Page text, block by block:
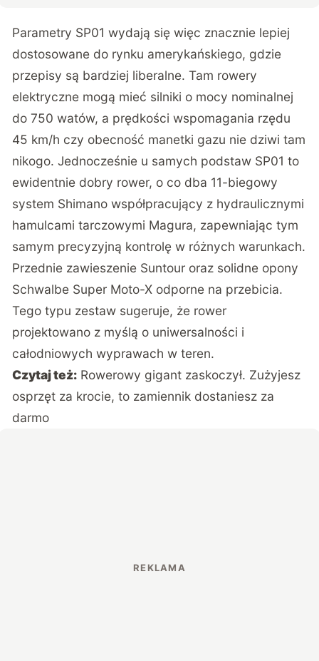
Parametry SP01 wydają się więc znacznie lepiej
dostosowane do rynku amerykańskiego, gdzie
przepisy są bardziej liberalne. Tam rowery
elektryczne mogą mieć silniki o mocy nominalnej
do 750 watów, a prędkości wspomagania rzędu
45 km/h czy obecność manetki gazu nie dziwi tam
nikogo. Jednocześnie u samych podstaw SP01 to
ewidentnie dobry rower, o co dba 11-biegowy
system Shimano współpracujący z hydraulicznymi
hamulcami tarczowymi Magura, zapewniając tym
samym precyzyjną kontrolę w różnych warunkach.
Przednie zawieszenie Suntour oraz solidne opony
Schwalbe Super Moto-X odporne na przebicia.
Tego typu zestaw sugeruje, że rower
projektowano z myślą o uniwersalności i
całodniowych wyprawach w teren.
Czytaj też: Rowerowy gigant zaskoczył. Zużyjesz
osprzęt za krocie, to zamiennik dostaniesz za
darmo